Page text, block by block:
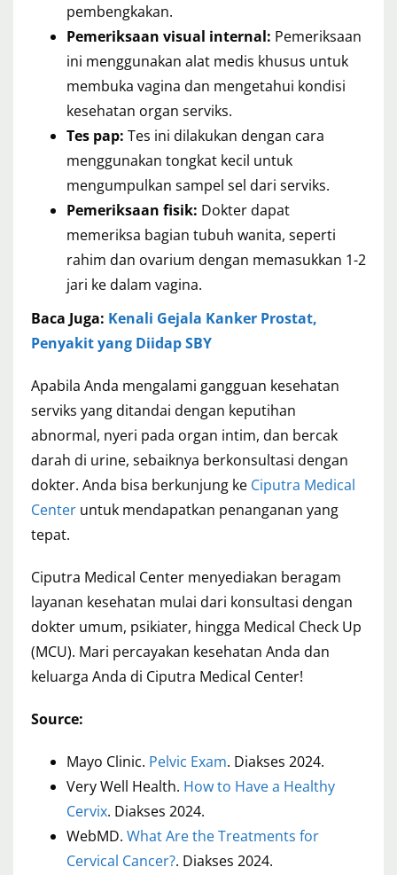
pembengkakan.
Pemeriksaan visual internal: Pemeriksaan
ini menggunakan alat medis khusus untuk
membuka vagina dan mengetahui kondisi
kesehatan organ serviks.
Tes pap: Tes ini dilakukan dengan cara
menggunakan tongkat kecil untuk
mengumpulkan sampel sel dari serviks.
Pemeriksaan fisik: Dokter dapat
memeriksa bagian tubuh wanita, seperti
rahim dan ovarium dengan memasukkan 1-2
jari ke dalam vagina.
Baca Juga: Kenali Gejala Kanker Prostat,
Penyakit yang Diidap SBY
Apabila Anda mengalami gangguan kesehatan
serviks yang ditandai dengan keputihan
abnormal, nyeri pada organ intim, dan bercak
darah di urine, sebaiknya berkonsultasi dengan
dokter. Anda bisa berkunjung ke Ciputra Medical
Center untuk mendapatkan penanganan yang
tepat.
Ciputra Medical Center menyediakan beragam
layanan kesehatan mulai dari konsultasi dengan
dokter umum, psikiater, hingga Medical Check Up
(MCU). Mari percayakan kesehatan Anda dan
keluarga Anda di Ciputra Medical Center!
Source:
Mayo Clinic. Pelvic Exam. Diakses 2024.
Very Well Health. How to Have a Healthy
Cervix. Diakses 2024.
WebMD. What Are the Treatments for
Cervical Cancer?. Diakses 2024.